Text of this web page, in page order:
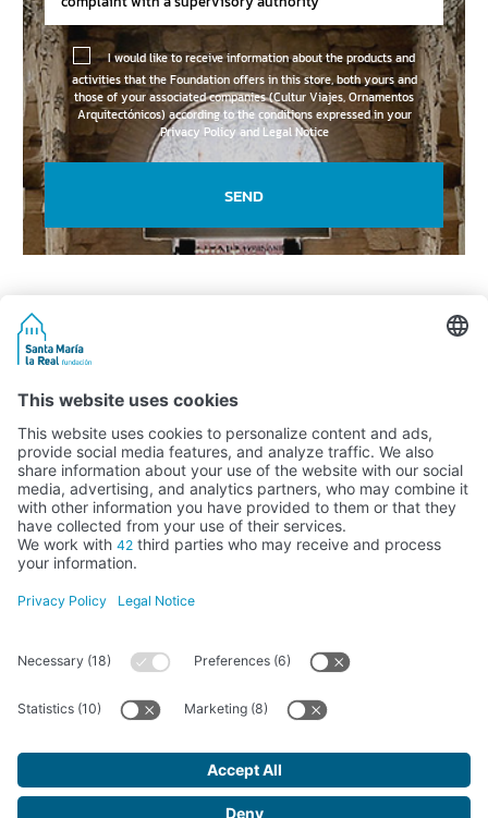
I would like to receive information about the products and
activities that the Foundation offers in this store, both yours and
those of your associated companies (Cultur Viajes, Ornamentos
Arquitectónicos) according to the conditions expressed in your
Privacy Policy and Legal Notice
SEND
Activity subsidised by the Ministry of Education, Culture and Sports
FUNDACIÓN SANTA MARÍA LA REAL DEL PATRIMONIO HISTÓRICO –
Avda. Ronda, 1-3. 34.800 Aguilar de Campoo (Palencia) | 979 125 000 –
tienda@santamarialareal.org
Registered since June 24, 1994 in the Foundations Registry of the
Ministry of Education, Culture and Sports